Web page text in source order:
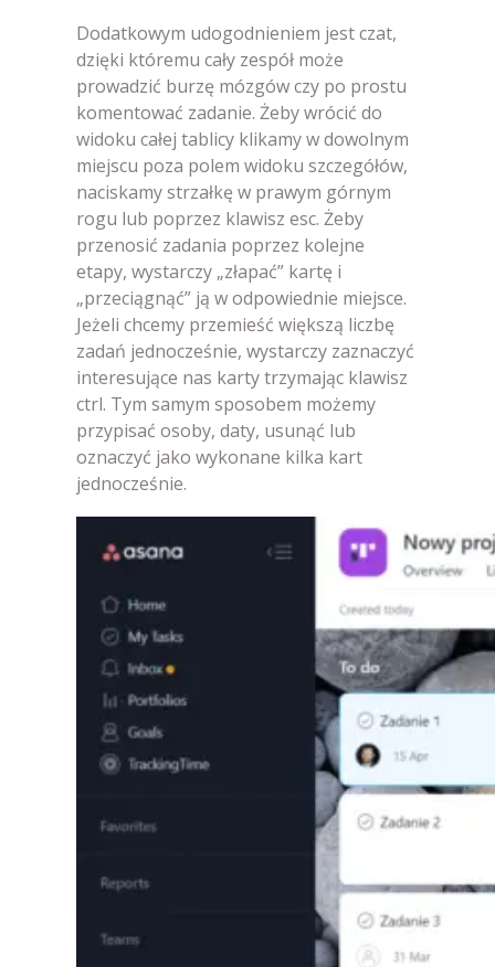
Dodatkowym udogodnieniem jest czat,
dzięki któremu cały zespół może
prowadzić burzę mózgów czy po prostu
komentować zadanie. Żeby wrócić do
widoku całej tablicy klikamy w dowolnym
miejscu poza polem widoku szczegółów,
naciskamy strzałkę w prawym górnym
rogu lub poprzez klawisz esc. Żeby
przenosić zadania poprzez kolejne
etapy, wystarczy „złapać” kartę i
„przeciągnąć” ją w odpowiednie miejsce.
Jeżeli chcemy przemieść większą liczbę
zadań jednocześnie, wystarczy zaznaczyć
interesujące nas karty trzymając klawisz
ctrl. Tym samym sposobem możemy
przypisać osoby, daty, usunąć lub
oznaczyć jako wykonane kilka kart
jednocześnie.